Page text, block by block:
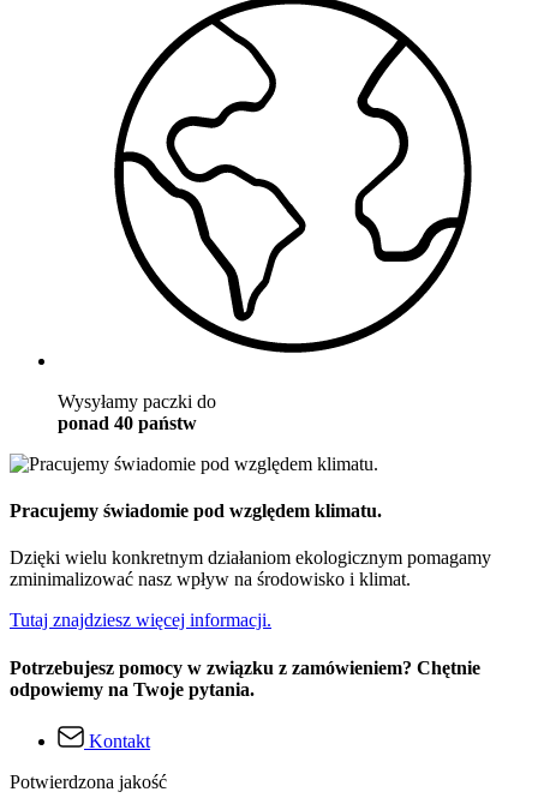
Wysyłamy paczki do
ponad 40 państw
Pracujemy świadomie pod względem klimatu.
Dzięki wielu konkretnym działaniom ekologicznym pomagamy
zminimalizować nasz wpływ na środowisko i klimat.
Tutaj znajdziesz więcej informacji.
Potrzebujesz pomocy w związku z zamówieniem? Chętnie
odpowiemy na Twoje pytania.
Kontakt
Potwierdzona jakość